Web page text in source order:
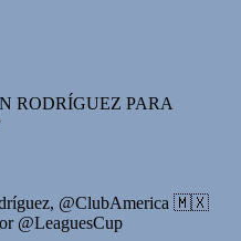
RODRÍGUEZ PARA
@ClubAmerica 🇲🇽
@LeaguesCup